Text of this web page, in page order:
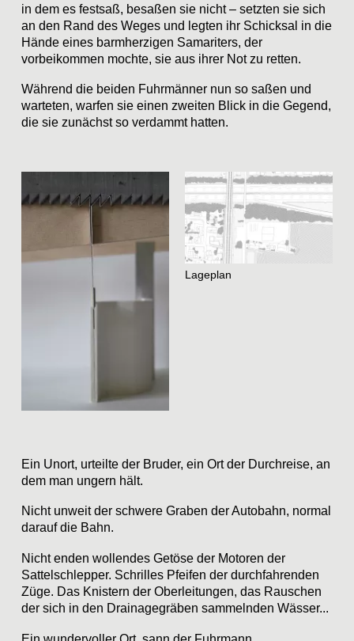
in dem es festsaß, besaßen sie nicht – setzten sie sich
an den Rand des Weges und legten ihr Schicksal in die
Hände eines barmherzigen Samariters, der
vorbeikommen mochte, sie aus ihrer Not zu retten.
Während die beiden Fuhrmänner nun so saßen und
warteten, warfen sie einen zweiten Blick in die Gegend,
die sie zunächst so verdammt hatten.
Lageplan
Ein Unort, urteilte der Bruder, ein Ort der Durchreise, an
dem man ungern hält.
Nicht unweit der schwere Graben der Autobahn, normal
darauf die Bahn.
Nicht enden wollendes Getöse der Motoren der
Sattelschlepper. Schrilles Pfeifen der durchfahrenden
Züge. Das Knistern der Oberleitungen, das Rauschen
der sich in den Drainagegräben sammelnden Wässer...